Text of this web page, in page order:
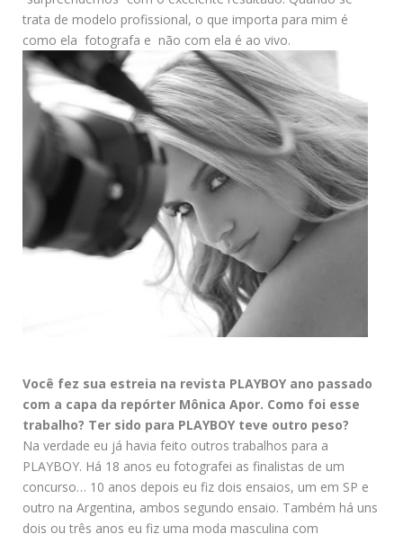
trata de modelo profissional, o que importa para mim é
como ela fotografa e não com ela é ao vivo.
Você fez sua estreia na revista PLAYBOY ano passado
com a capa da repórter Mônica Apor. Como foi esse
trabalho? Ter sido para PLAYBOY teve outro peso?
Na verdade eu já havia feito outros trabalhos para a
PLAYBOY. Há 18 anos eu fotografei as finalistas de um
concurso… 10 anos depois eu fiz dois ensaios, um em SP e
outro na Argentina, ambos segundo ensaio. Também há uns
dois ou três anos eu fiz uma moda masculina com